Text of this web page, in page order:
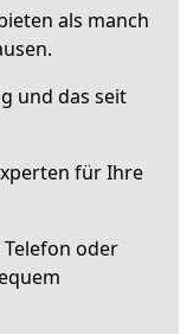
als manch
und das seit
für Ihre
oder